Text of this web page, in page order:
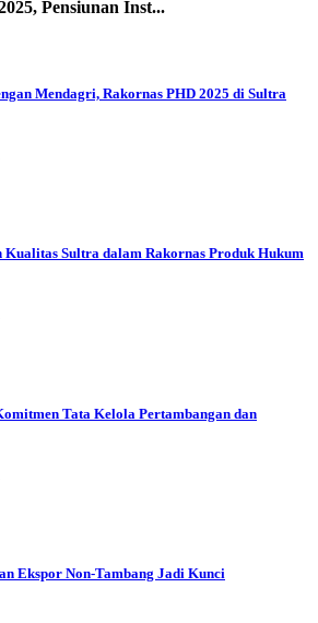
Pensiunan Inst...
Mendagri, Rakornas PHD 2025 di Sultra
Kualitas Sultra dalam Rakornas Produk Hukum
Tata Kelola Pertambangan dan
Ekspor Non-Tambang Jadi Kunci